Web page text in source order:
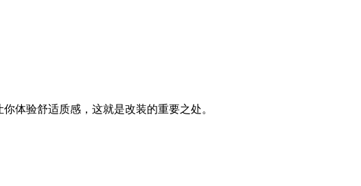
体验舒适质感，这就是改装的重要之处。